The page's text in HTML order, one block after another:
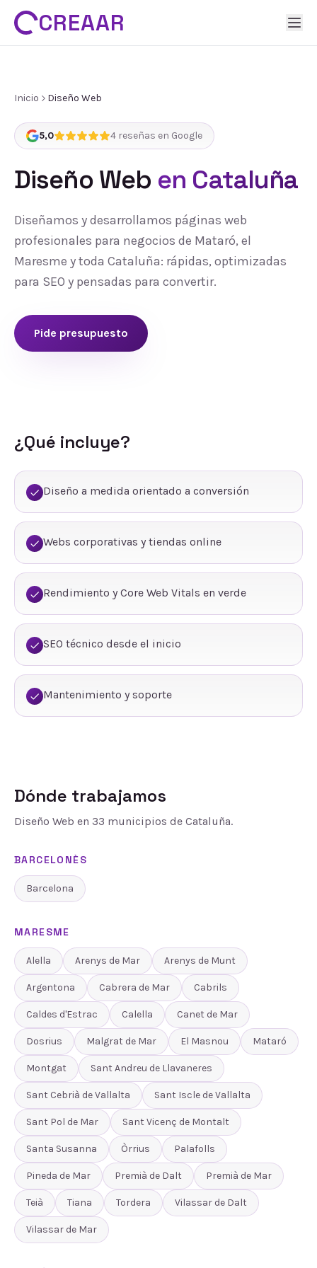
CREAAR
Inicio Diseño Web
5,0 4 reseñas en Google
Diseño Web en Cataluña
Diseñamos y desarrollamos páginas web
profesionales para negocios de Mataró, el
Maresme y toda Cataluña: rápidas, optimizadas
para SEO y pensadas para convertir.
Pide presupuesto
¿Qué incluye?
Diseño a medida orientado a conversión
Webs corporativas y tiendas online
Rendimiento y Core Web Vitals en verde
SEO técnico desde el inicio
Mantenimiento y soporte
Dónde trabajamos
Diseño Web en 33 municipios de Cataluña.
BARCELONÈS
Barcelona
MARESME
Alella Arenys de Mar Arenys de Munt
Argentona Cabrera de Mar Cabrils
Caldes d'Estrac Calella Canet de Mar
Dosrius Malgrat de Mar El Masnou Mataró
Montgat Sant Andreu de Llavaneres
Sant Cebrià de Vallalta Sant Iscle de Vallalta
Sant Pol de Mar Sant Vicenç de Montalt
Santa Susanna Òrrius Palafolls
Pineda de Mar Premià de Dalt Premià de Mar
Teià Tiana Tordera Vilassar de Dalt
Vilassar de Mar